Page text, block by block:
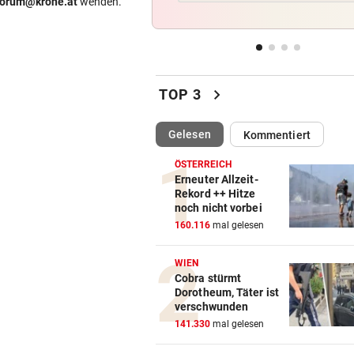
Schmierfink entlarvt
wieder vereint
TROCKEN WIE NIE
Hitze-Hammer! Wo Grillfans
Feuerpause haben
GROSSE AUFREGUNG vor
Brandgefahr? Hitze löst vor
Störfeuer aus
TOP 3 chevron_right
Gelesen(ausgewählt)Kommentiert
ÖSTERREICH
Erneuter Allzeit-
Rekord ++ Hitze
noch nicht vorbei
160.116 mal gelesen
WIEN
Cobra stürmt
Dorotheum, Täter ist
verschwunden
141.330 mal gelesen